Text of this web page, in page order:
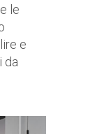
le
e
da